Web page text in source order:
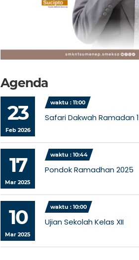
Agenda
23
Feb 2026
waktu : 11:00
Safari Dakwah Ramadan
17
Mar 2025
waktu : 10:44
Pondok Ramadhan 2025
10
Mar 2025
waktu : 10:00
Ujian Sekolah Kelas XII